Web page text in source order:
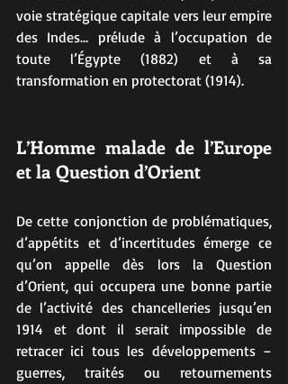
voie stratégique capitale vers leur empire
des Indes… prélude à l’occupation de
toute l’Égypte (1882) et à sa
transformation en protectorat (1914).
L’Homme malade de l’Europe
et la Question d’Orient
De cette conjonction de problématiques,
d’appétits et d’incertitudes émerge ce
qu’on appelle dès lors la Question
d’Orient, qui occupera une bonne partie
de l’activité des chancelleries jusqu’en
1914 et dont il serait impossible de
retracer ici tous les développements –
guerres, traités ou retournements